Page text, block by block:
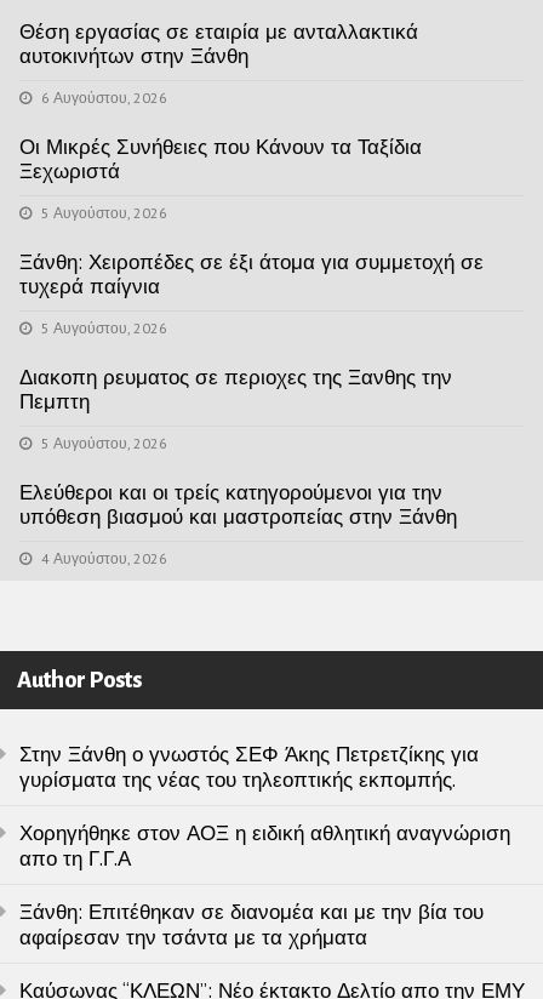
Θέση εργασίας σε εταιρία με ανταλλακτικά
αυτοκινήτων στην Ξάνθη
6 Αυγούστου, 2026
Οι Μικρές Συνήθειες που Κάνουν τα Ταξίδια
Ξεχωριστά
5 Αυγούστου, 2026
Ξάνθη: Χειροπέδες σε έξι άτομα για συμμετοχή σε
τυχερά παίγνια
5 Αυγούστου, 2026
Διακοπη ρευματος σε περιοχες της Ξανθης την
Πεμπτη
5 Αυγούστου, 2026
Ελεύθεροι και οι τρείς κατηγορούμενοι για την
υπόθεση βιασμού και μαστροπείας στην Ξάνθη
4 Αυγούστου, 2026
Author Posts
Στην Ξάνθη ο γνωστός ΣΕΦ Άκης Πετρετζίκης για
γυρίσματα της νέας του τηλεοπτικής εκπομπής.
Χορηγήθηκε στον ΑΟΞ η ειδική αθλητική αναγνώριση
απο τη Γ.Γ.Α
Ξάνθη: Επιτέθηκαν σε διανομέα και με την βία του
αφαίρεσαν την τσάντα με τα χρήματα
Καύσωνας “ΚΛΕΩΝ”: Νέο έκτακτο Δελτίο απο την ΕΜΥ